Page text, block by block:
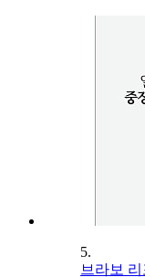
5.
브라보 리